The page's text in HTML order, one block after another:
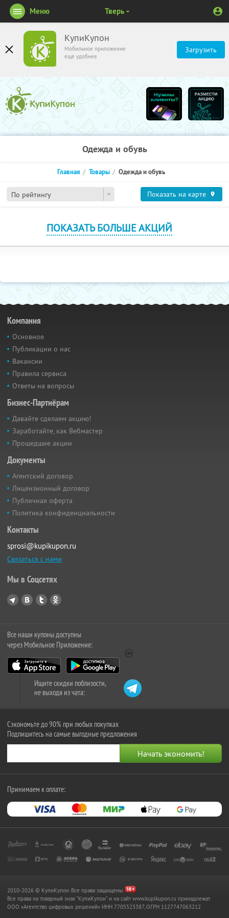
КупиКупон
Мобильное приложение
ещё удобнее
Загрузить
Меню Тверь
Одежда и обувь
По рейтингу
Главная Товары Одежда и обувь
Показать на карте
ПОКАЗАТЬ БОЛЬШЕ АКЦИЙ
Компания
Основное
Публикации о нас
Вакансии
Правила сервиса
Ответы на вопросы
Бизнес-Партнёрам
Давайте сделаем акцию!
Заработайте, как Вебмастер
Прошедшие акции
Документы
Агентский договор
Лицензионный договор
Публичная оферта
Политика конфиденциальности
Контакты
sprosi@kupikupon.ru
Связаться с нами
Мы в Соцсетях
Все наши купоны доступны
через Мобильное Приложение:
Ищите скидки поблизости,
не выходя из чата:
Сэкономьте до 90% при любых покупках
Подпишитесь на самые выгодные предложения
Принимаем к оплате:
2010-2026 © КупиКупон. Все права защищены.
Все права на товарный знак "КупиКупон" и на сайт www.kupikupon.ru принадлежат
OOO «Агентство цифровых решений» ИНН 7705523387, ОГРН 1127747063212